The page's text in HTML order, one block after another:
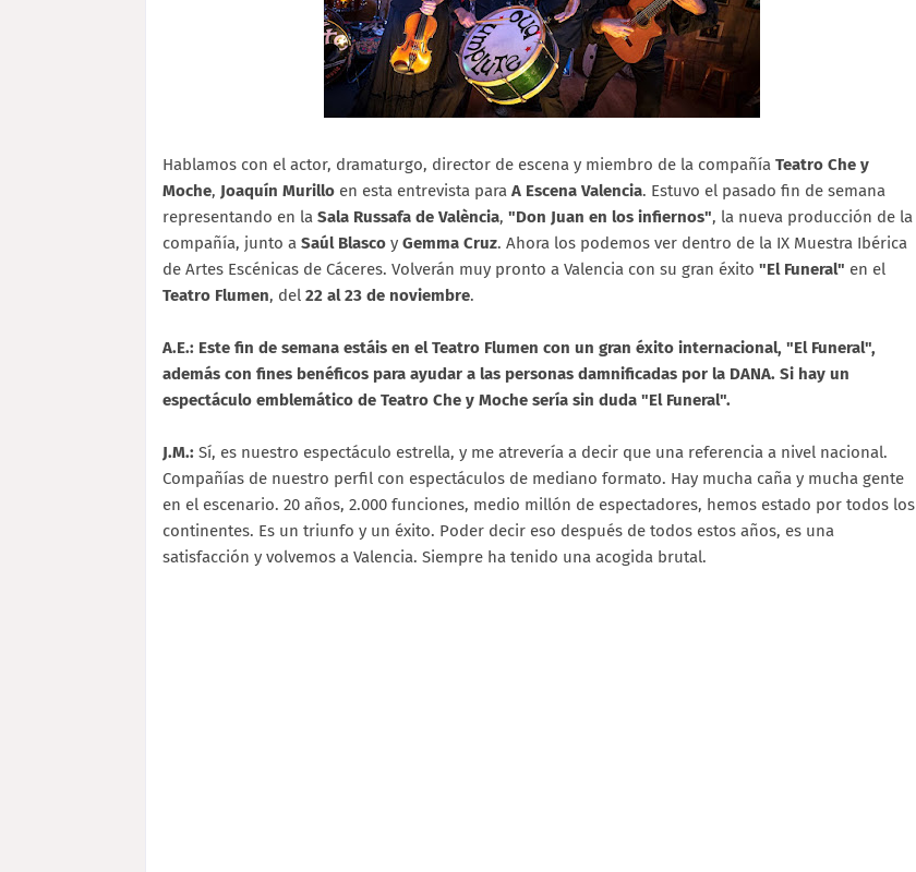
Hablamos con el actor, dramaturgo, director de escena y miembro de la compañía Teatro Che y
Moche, Joaquín Murillo en esta entrevista para A Escena Valencia. Estuvo el pasado fin de semana
representando en la Sala Russafa de València, "Don Juan en los infiernos", la nueva producción de la
compañía, junto a Saúl Blasco y Gemma Cruz. Ahora los podemos ver dentro de la IX Muestra Ibérica
de Artes Escénicas de Cáceres. Volverán muy pronto a Valencia con su gran éxito "El Funeral" en el
Teatro Flumen, del 22 al 23 de noviembre.
A.E.: Este fin de semana estáis en el Teatro Flumen con un gran éxito internacional, "El Funeral",
además con fines benéficos para ayudar a las personas damnificadas por la DANA. Si hay un
espectáculo emblemático de Teatro Che y Moche sería sin duda "El Funeral".
J.M.: Sí, es nuestro espectáculo estrella, y me atrevería a decir que una referencia a nivel nacional.
Compañías de nuestro perfil con espectáculos de mediano formato. Hay mucha caña y mucha gente
en el escenario. 20 años, 2.000 funciones, medio millón de espectadores, hemos estado por todos los
continentes. Es un triunfo y un éxito. Poder decir eso después de todos estos años, es una
satisfacción y volvemos a Valencia. Siempre ha tenido una acogida brutal.